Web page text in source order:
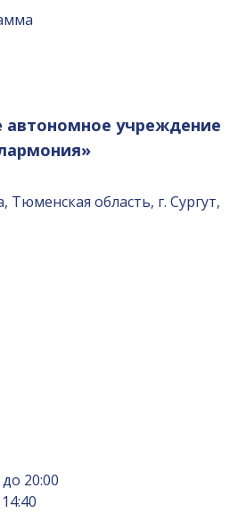
учреждение
область, г. Сургут,
20:00